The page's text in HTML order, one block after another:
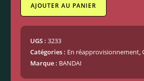
AJOUTER AU PANIER
UGS :3233
Catégories : En réapprovisionnement,
Marque : BANDAI